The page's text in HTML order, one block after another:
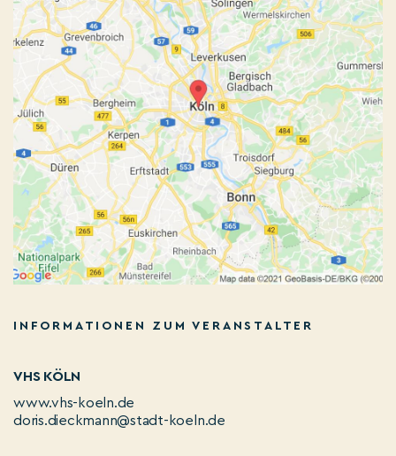
INFORMATIONEN ZUM VERANSTALTER
VHS KÖLN
www.vhs-koeln.de
doris.dieckmann@stadt-koeln.de